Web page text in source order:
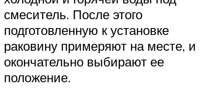
смеситель. После этого
подготовленную к установке
раковину примеряют на месте, и
окончательно выбирают ее
положение.